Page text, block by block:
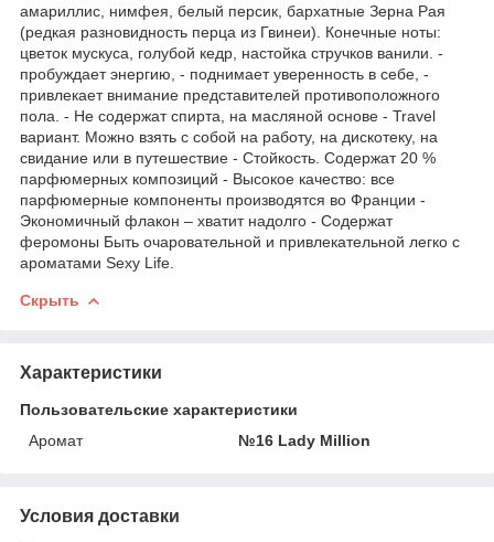
амариллис, нимфея, белый персик, бархатные Зерна Рая
(редкая разновидность перца из Гвинеи). Конечные ноты:
цветок мускуса, голубой кедр, настойка стручков ванили. -
пробуждает энергию, - поднимает уверенность в себе, -
привлекает внимание представителей противоположного
пола. - Не содержат спирта, на масляной основе - Travel
вариант. Можно взять с собой на работу, на дискотеку, на
свидание или в путешествие - Стойкость. Содержат 20 %
парфюмерных композиций - Высокое качество: все
парфюмерные компоненты производятся во Франции -
Экономичный флакон – хватит надолго - Содержат
феромоны Быть очаровательной и привлекательной легко с
ароматами Sexy Life.
Скрыть
Характеристики
Пользовательские характеристики
Аромат
№16 Lady Million
Условия доставки